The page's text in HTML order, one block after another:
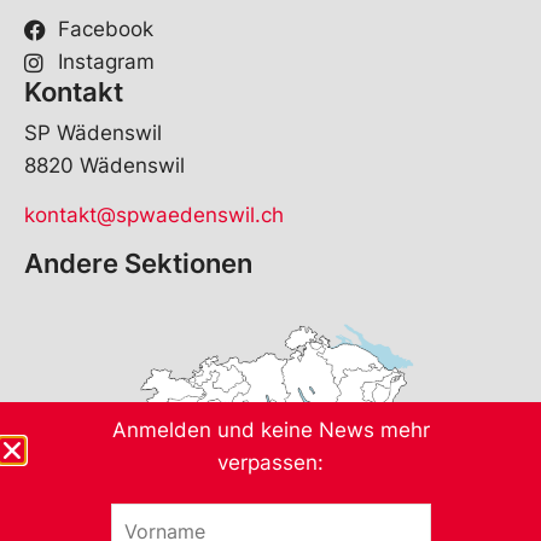
Facebook
Instagram
Kontakt
SP Wädenswil
8820 Wädenswil
kontakt@spwaedenswil.ch
Andere Sektionen
Anmelden und keine News mehr
verpassen: